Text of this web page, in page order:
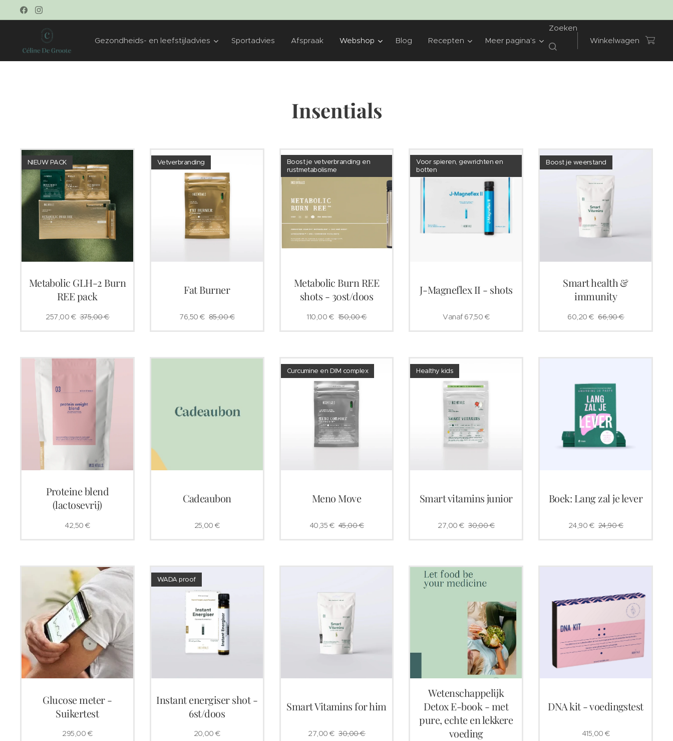
Gezondheids- en leefstijladvies Sportadvies Afspraak Webshop Blog Recepten Meer pagina's
Zoeken
Winkelwagen
Insentials
Metabolic GLH-2 Burn
REE pack
NIEUW PACK
257,00 € 375,00€
Fat Burner
Vetverbranding
76,50 € 85,00€
Metabolic Burn REE
shots - 30st/doos
Boost je vetverbranding en
rustmetabolisme
110,00 € 150,00€
J-Magneflex II - shots
Voor spieren, gewrichten en
botten
Vanaf 67,50 €
Smart health &
immunity
Boost je weerstand
60,20 € 66,90€
Proteine blend
(lactosevrij)
42,50 €
Cadeaubon
25,00 €
Meno Move
Curcumine en DIM complex
40,35 € 45,00€
Smart vitamins junior
Healthy kids
27,00 € 30,00€
Boek: Lang zal je lever
24,90 € 24,90€
Glucose meter -
Suikertest
295,00 €
Instant energiser shot -
6st/doos
WADA proof
20,00 €
Smart Vitamins for him
27,00 € 30,00€
Wetenschappelijk
Detox E-book - met
pure, echte en lekkere
voeding
DNA kit - voedingstest
415,00 €